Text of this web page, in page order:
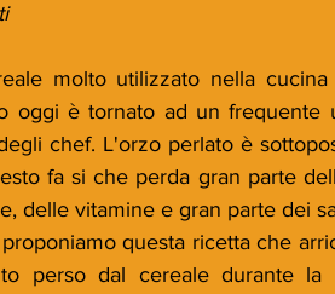
molto utilizzato nella
oggi è tornato ad un frequente
chef. L'orzo perlato è
fa si che perda gran parte
delle vitamine e gran parte dei
questa ricetta che
perso dal cereale durante la